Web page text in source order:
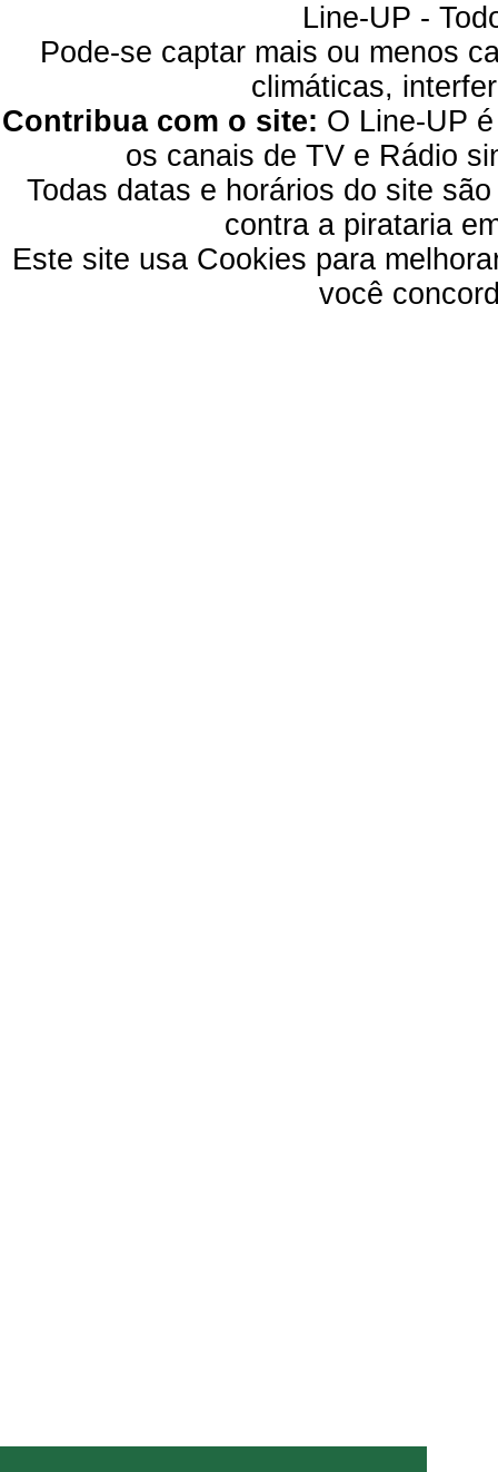
Line-UP -
Pode-se captar mais ou menos
climáticas,
Contribua com o site: O Line-UP
os canais de TV e Rádio
Todas datas e horários do site
contra a pirataria
Este site usa Cookies para
você